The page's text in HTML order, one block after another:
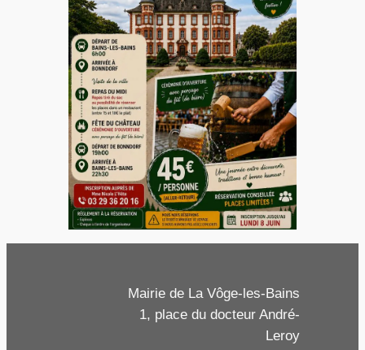
Mairie de La Vôge-les-Bains
1, place du docteur André-
Leroy